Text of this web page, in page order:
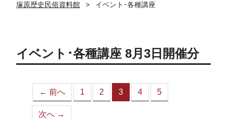
塚原歴史民俗資料館 イベント･各種講座
イベント･各種講座 8月3日開催分
← 前へ 1 2 3
（こ
4 5
次へ →